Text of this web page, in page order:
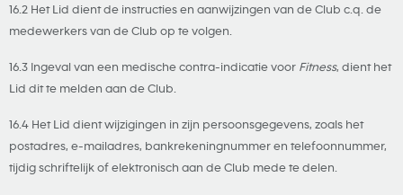
16.2 Het Lid dient de instructies en aanwijzingen van de Club c.q. de
medewerkers van de Club op te volgen.
16.3 Ingeval van een medische contra-indicatie voor Fitness, dient het
Lid dit te melden aan de Club.
16.4 Het Lid dient wijzigingen in zijn persoonsgegevens, zoals het
postadres, e-mailadres, bankrekeningnummer en telefoonnummer,
tijdig schriftelijk of elektronisch aan de Club mede te delen.